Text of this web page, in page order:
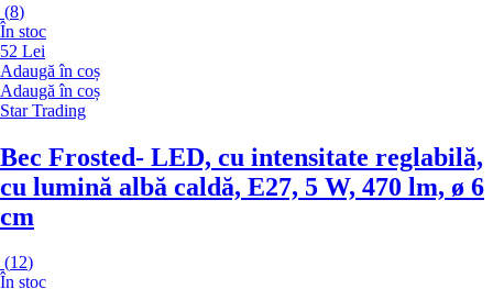
(8)
În stoc
52 Lei
Adaugă în coș
Adaugă în coș
Star Trading
Bec Frosted- LED, cu intensitate reglabilă,
cu lumină albă caldă, E27, 5 W, 470 lm, ø 6
cm
(12)
În stoc